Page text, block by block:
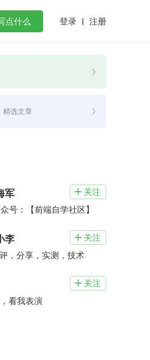
点什么 登录 注册
精选文章
军  关注
号：【前端自学社区】
李  关注
，分享，实测，技术
 关注
看我表演